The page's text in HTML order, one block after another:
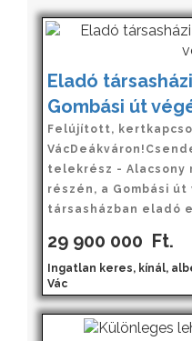
Eladó
Gombási út
Felújított,
telekrész - Alacsony
részén, a Gombási út
társasházban eladó
29 900 000 Ft.
Ingatlan keres, kínál,
Vác